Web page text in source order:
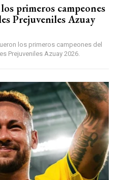
primeros campeones
Prejuveniles Azuay
los primeros campeones del
Prejuveniles Azuay 2026.